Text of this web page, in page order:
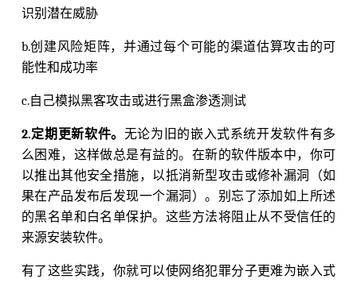
识别潜在威胁
b.创建风险矩阵，并通过每个可能的渠道估算攻击的可
能性和成功率
c.自己模拟黑客攻击或进行黑盒渗透测试
2.定期更新软件。 无论为旧的嵌入式系统开发软件有多
么困难，这样做总是有益的。在新的软件版本中，你可
以推出其他安全措施，以抵消新型攻击或修补漏洞（如
果在产品发布后发现一个漏洞）。别忘了添加如上所述
的黑名单和白名单保护。这些方法将阻止从不受信任的
来源安装软件。
有了这些实践，你就可以使网络犯罪分子更难为嵌入式